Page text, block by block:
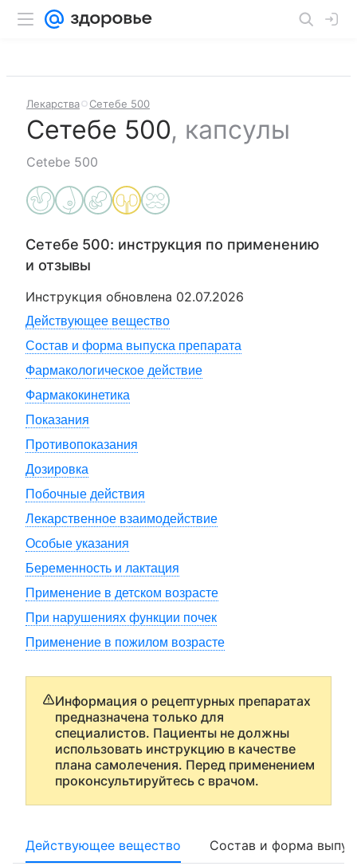
Лекарства Сетебе 500
Сетебе 500, капсулы
Cetebe 500
Сетебе 500: инструкция по применению
и отзывы
Инструкция обновлена 02.07.2026
Действующее вещество
Состав и форма выпуска препарата
Фармакологическое действие
Фармакокинетика
Показания
Противопоказания
Дозировка
Побочные действия
Лекарственное взаимодействие
Особые указания
Беременность и лактация
Применение в детском возрасте
При нарушениях функции почек
Применение в пожилом возрасте
Информация о рецептурных препаратах
предназначена только для
специалистов. Пациенты не должны
использовать инструкцию в качестве
плана самолечения. Перед применением
проконсультируйтесь с врачом.
Действующее вещество Состав и форма